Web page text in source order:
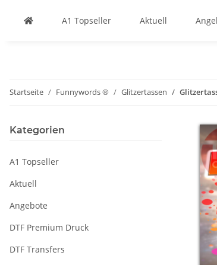
A1 Topseller Aktuell
Startseite Funnywords ® Glitzertassen
Kategorien
A1 Topseller
Aktuell
Angebote
DTF Premium Druck
DTF Transfers